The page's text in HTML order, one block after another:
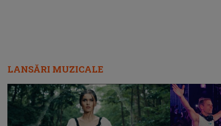
LANSĂRI MUZICALE